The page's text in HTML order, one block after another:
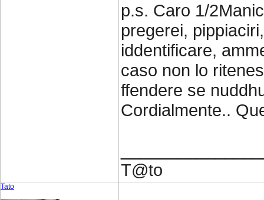
p.s. Caro 1/
pregerei,
iddentificare,
caso non lo
ffendere se
Cordialmente..
T@to
Tato